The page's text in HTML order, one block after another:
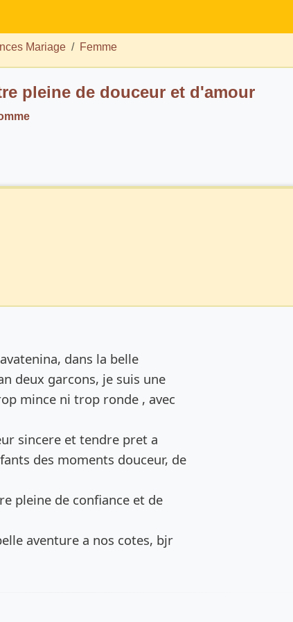
Mariage Femme
pleine de douceur et d'amour
dans la belle
deux garcons, je suis une
mince ni trop ronde , avec
sincere et tendre pret a
des moments douceur, de
pleine de confiance et de
aventure a nos cotes, bjr